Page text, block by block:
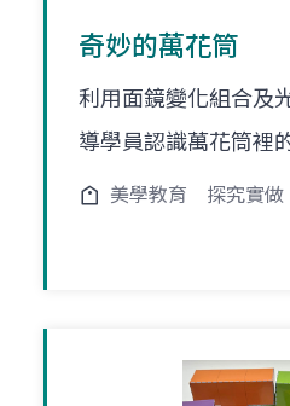
奇妙的萬花筒
利用面鏡變化組合及
導學員認識萬花筒裡
美學教育 探究實做